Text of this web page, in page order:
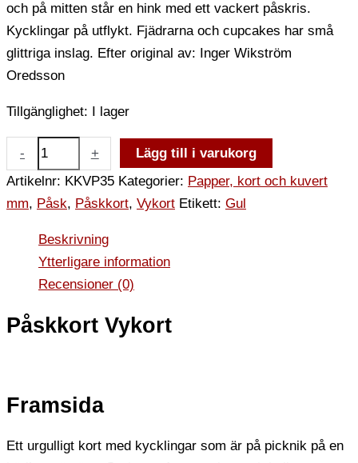
och på mitten står en hink med ett vackert påskris.
Kycklingar på utflykt. Fjädrarna och cupcakes har små
glittriga inslag. Efter original av: Inger Wikström
Oredsson
Tillgänglighet: I lager
- +
Lägg till i varukorg
Artikelnr: KKVP35 Kategorier: Papper, kort och kuvert
mm, Påsk, Påskkort, Vykort Etikett: Gul
Beskrivning
Ytterligare information
Recensioner (0)
Påskkort Vykort
Framsida
Ett urgulligt kort med kycklingar som är på picknik på en